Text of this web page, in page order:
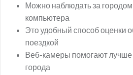
Можно наблюдать за
компьютера
Это удобный способ оценки
поездкой
Веб-камеры помогают
города